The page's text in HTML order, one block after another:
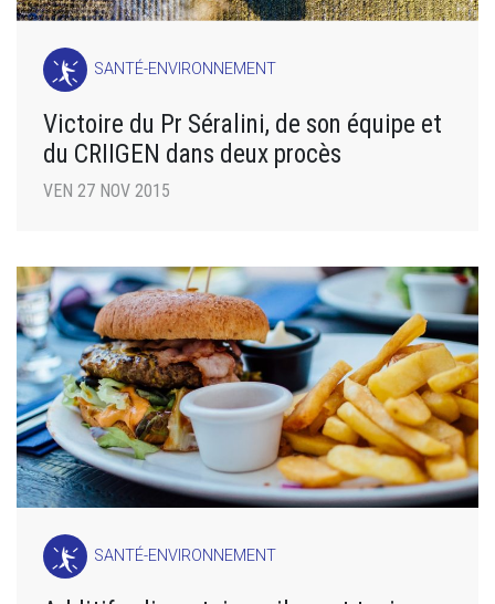
SANTÉ-ENVIRONNEMENT
Victoire du Pr Séralini, de son équipe et
du CRIIGEN dans deux procès
VEN 27 NOV 2015
SANTÉ-ENVIRONNEMENT